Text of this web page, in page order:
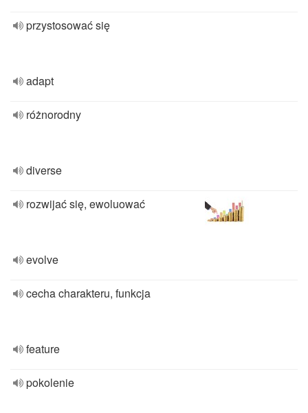
przystosować się
adapt
różnorodny
diverse
rozwijać się, ewoluować
evolve
cecha charakteru, funkcja
feature
pokolenie